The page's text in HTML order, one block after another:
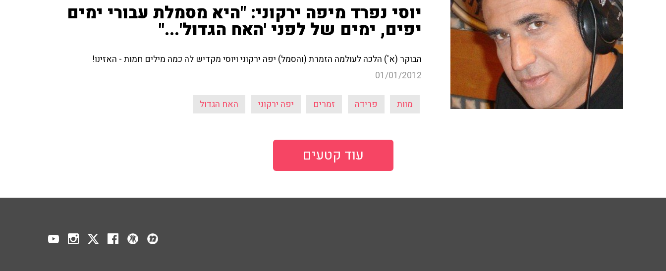
יוסי נפרד מיפה ירקוני: "היא מסמלת עבורי ימים
יפים, ימים של לפני 'האח הגדול'..."
הבוקר (א') הלכה לעולמה הזמרת (והסמל) יפה ירקוני ויוסי מקדיש לה כמה מילים חמות - האזינו!
01/01/2012
מוות פרידה זמרים יפה ירקוני האח הגדול
עוד קטעים